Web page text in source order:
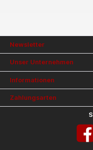
Newsletter
Unser Unternehmen
Informationen
Zahlungsarten